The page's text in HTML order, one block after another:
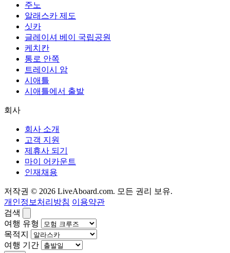
주노
알래스카 제도
싯카
글레이셔 베이 국립공원
케치칸
통로 안쪽
트레이시 암
시애틀
시애틀에서 출발
회사
회사 소개
고객 지원
제휴사 되기
마이 어카운트
인재채용
저작권 © 2026 LiveAboard.com. 모든 권리 보유.
개인정보처리방침 이용약관
검색
여행 유형
목적지
여행 기간